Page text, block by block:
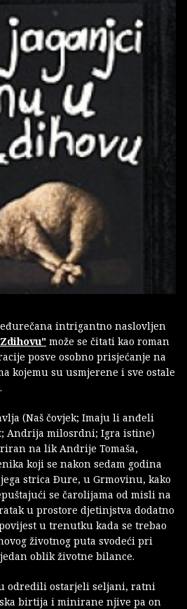
intrigantno naslovljen
može se čitati kao roman
posve osobno prisjećanje na
kojemu su usmjerene i sve ostale
(Naš čovjek; Imaju li anđeli
Andrija milosrdni; Igra istine)
na lik Andrije Tomaša,
koji se nakon sedam godina
strica Ðure, u Grmovinu, kako
se čarolijama od misli na
u prostore djetinjstva dodatno
u trenutku kada se trebao
životnog puta svodeći pri
oblik životne bilance.
odredili ostarjeli seljani, ratni
birtija i minirane njive pa on